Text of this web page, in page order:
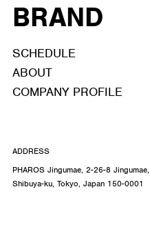
BRAND
SCHEDULE
ABOUT
COMPANY PROFILE
ADDRESS
PHAROS Jingumae, 2-26-8 Jingumae,
Shibuya-ku, Tokyo, Japan 150-0001